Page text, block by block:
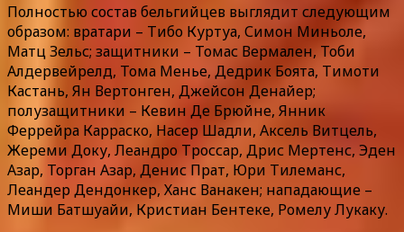
Полностью состав бельгийцев выглядит следующим
образом: вратари – Тибо Куртуа, Симон Миньоле,
Матц Зельс; защитники – Томас Вермален, Тоби
Алдервейрелд, Тома Менье, Дедрик Боята, Тимоти
Кастань, Ян Вертонген, Джейсон Денайер;
полузащитники – Кевин Де Брюйне, Янник
Феррейра Карраско, Насер Шадли, Аксель Витцель,
Жереми Доку, Леандро Троссар, Дрис Мертенс, Эден
Азар, Торган Азар, Денис Прат, Юри Тилеманс,
Леандер Дендонкер, Ханс Ванакен; нападающие –
Миши Батшуайи, Кристиан Бентеке, Ромелу Лукаку.